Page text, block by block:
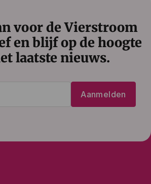
voor de Vierstroom
en blijf op de hoogte
laatste nieuws.
Aanmelden